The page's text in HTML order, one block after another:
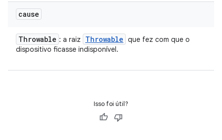
cause
Throwable : a raiz Throwable que fez com que o
dispositivo ficasse indisponível.
Isso foi útil?